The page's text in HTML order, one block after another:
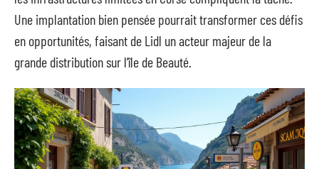
Une implantation bien pensée pourrait transformer ces défis
en opportunités, faisant de Lidl un acteur majeur de la
grande distribution sur l’île de Beauté.